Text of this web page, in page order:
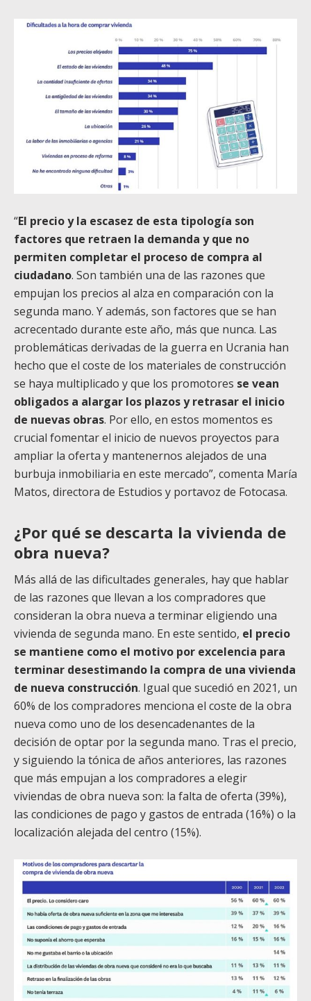
“El precio y la escasez de esta tipología son
factores que retraen la demanda y que no
permiten completar el proceso de compra al
ciudadano. Son también una de las razones que
empujan los precios al alza en comparación con la
segunda mano. Y además, son factores que se han
acrecentado durante este año, más que nunca. Las
problemáticas derivadas de la guerra en Ucrania han
hecho que el coste de los materiales de construcción
se haya multiplicado y que los promotores se vean
obligados a alargar los plazos y retrasar el inicio
de nuevas obras. Por ello, en estos momentos es
crucial fomentar el inicio de nuevos proyectos para
ampliar la oferta y mantenernos alejados de una
burbuja inmobiliaria en este mercado”, comenta María
Matos, directora de Estudios y portavoz de Fotocasa.
¿Por qué se descarta la vivienda de
obra nueva?
Más allá de las dificultades generales, hay que hablar
de las razones que llevan a los compradores que
consideran la obra nueva a terminar eligiendo una
vivienda de segunda mano. En este sentido, el precio
se mantiene como el motivo por excelencia para
terminar desestimando la compra de una vivienda
de nueva construcción. Igual que sucedió en 2021, un
60% de los compradores menciona el coste de la obra
nueva como uno de los desencadenantes de la
decisión de optar por la segunda mano. Tras el precio,
y siguiendo la tónica de años anteriores, las razones
que más empujan a los compradores a elegir
viviendas de obra nueva son: la falta de oferta (39%),
las condiciones de pago y gastos de entrada (16%) o la
localización alejada del centro (15%).